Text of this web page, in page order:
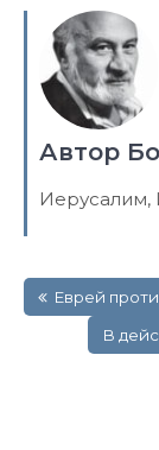
Автор
Иерусалим,
по
записям
Еврей
В